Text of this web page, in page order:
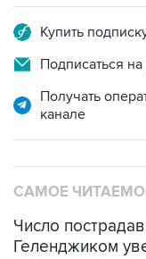
Купить
Подписаться
Получать
канале
САМОЕ
Число
Геленджиком